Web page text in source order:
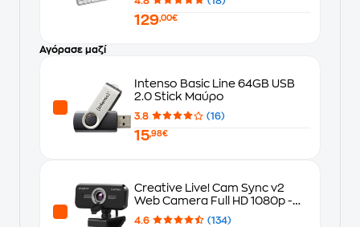
129,00€
Αγόρασε μαζί
Intenso Basic Line 64GB USB
2.0 Stick Μαύρο
3.8 (16)
15,98€
Creative Live! Cam Sync v2
Web Camera Full HD 1080p -
Μαύρο
4.6 (134)